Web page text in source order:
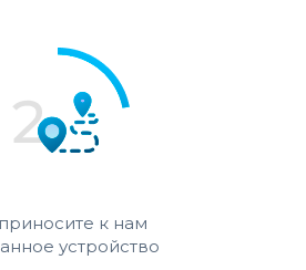
к нам
устройство